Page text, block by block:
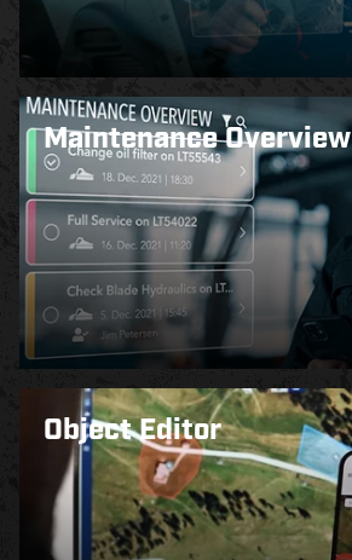
Maintenance Overview
Object Editor